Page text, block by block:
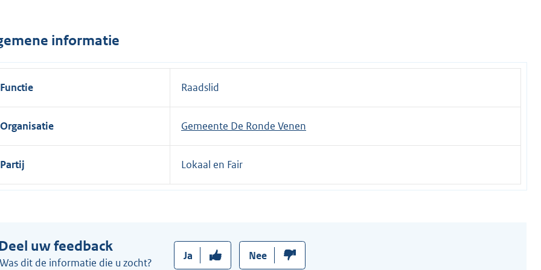
l
n
:
informatie
Functie Raadslid
Organisatie Gemeente De Ronde Venen
Partij Lokaal en Fair
uw feedback
Was dit de informatie die u zocht?
Ja Nee